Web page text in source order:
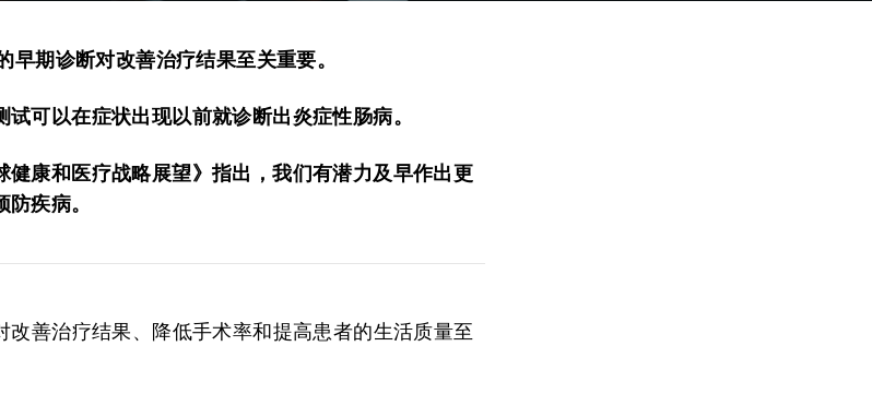
早期诊断对改善治疗结果至关重要。
可以在症状出现以前就诊断出炎症性肠病。
健康和医疗战略展望》指出，我们有潜力及早作出更
疾病。
改善治疗结果、降低手术率和提高患者的生活质量至